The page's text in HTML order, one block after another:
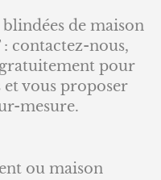
de maison
contactez-nous,
pour
et vous proposer
mesure.
ou maison